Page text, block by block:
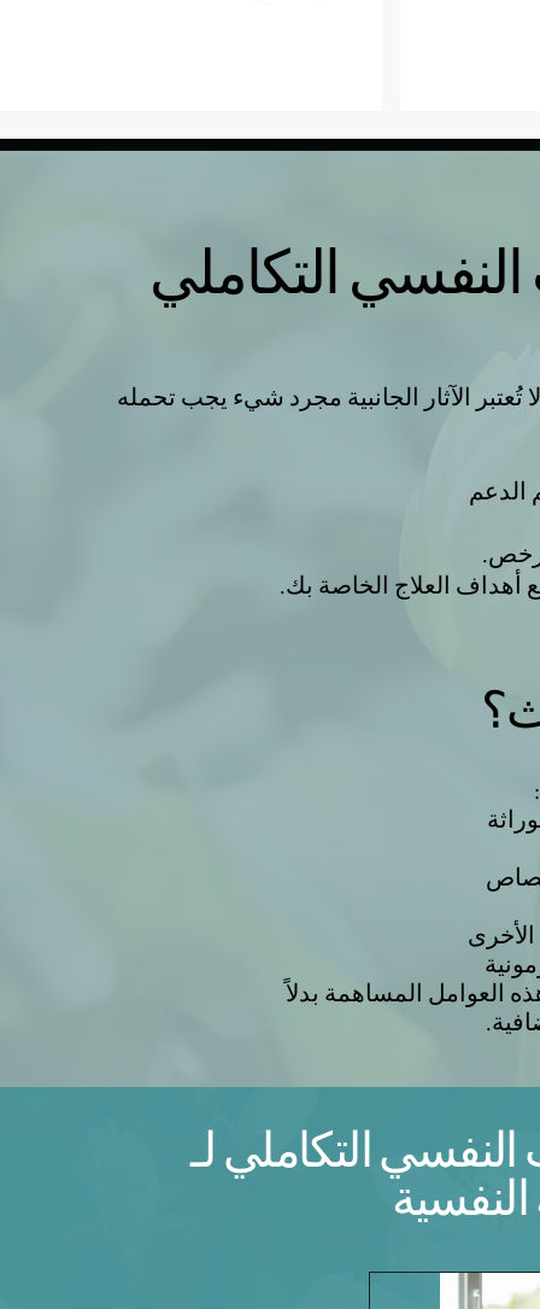
النفسي التكاملي
الآثار الجانبية مجرد شيء يجب تحمله
الدعم
أهداف العلاج الخاصة بك.
الأخرى
العوامل المساهمة بدلاً
التكاملي لـ